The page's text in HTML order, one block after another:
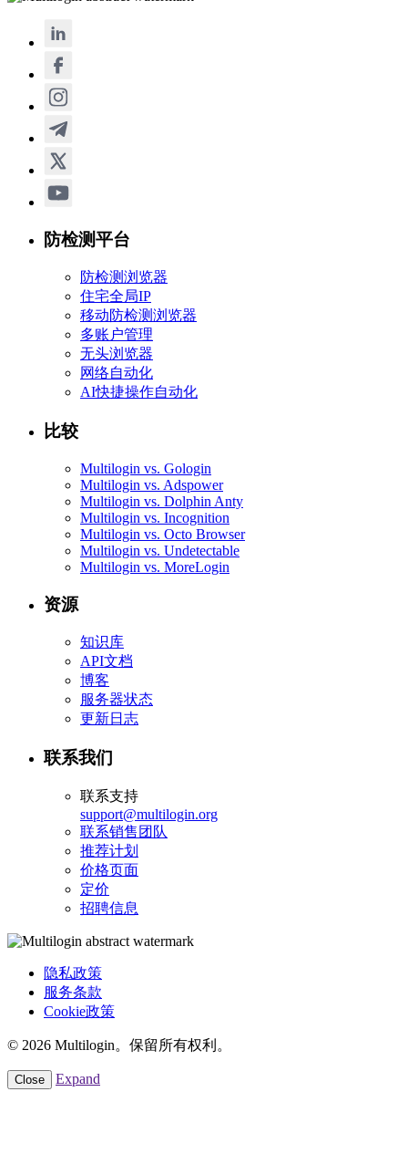
防检测平台
防检测浏览器
住宅全局IP
移动防检测浏览器
多账户管理
无头浏览器
网络自动化
AI快捷操作自动化
比较
Multilogin vs. Gologin
Multilogin vs. Adspower
Multilogin vs. Dolphin Anty
Multilogin vs. Incognition
Multilogin vs. Octo Browser
Multilogin vs. Undetectable
Multilogin vs. MoreLogin
资源
知识库
API文档
博客
服务器状态
更新日志
联系我们
联系支持
support@multilogin.org
联系销售团队
推荐计划
价格页面
定价
招聘信息
隐私政策
服务条款
Cookie政策
© 2026 Multilogin。保留所有权利。
Close Expand